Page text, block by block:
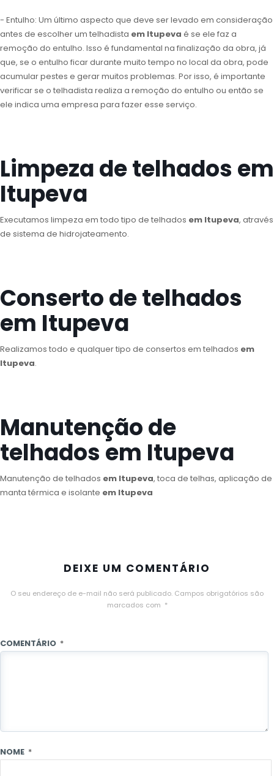
- Entulho: Um último aspecto que deve ser levado em consideração
antes de escolher um telhadista em Itupeva é se ele faz a
remoção do entulho. Isso é fundamental na finalização da obra, já
que, se o entulho ficar durante muito tempo no local da obra, pode
acumular pestes e gerar muitos problemas. Por isso, é importante
verificar se o telhadista realiza a remoção do entulho ou então se
ele indica uma empresa para fazer esse serviço.
Limpeza de telhados em
Itupeva
Executamos limpeza em todo tipo de telhados em Itupeva, através
de sistema de hidrojateamento.
Conserto de telhados
em Itupeva
Realizamos todo e qualquer tipo de consertos em telhados em
Itupeva.
Manutenção de
telhados em Itupeva
Manutenção de telhados em Itupeva, toca de telhas, aplicação de
manta térmica e isolante em Itupeva
DEIXE UM COMENTÁRIO
O seu endereço de e-mail não será publicado. Campos obrigatórios são
marcados com *
COMENTÁRIO *
NOME *